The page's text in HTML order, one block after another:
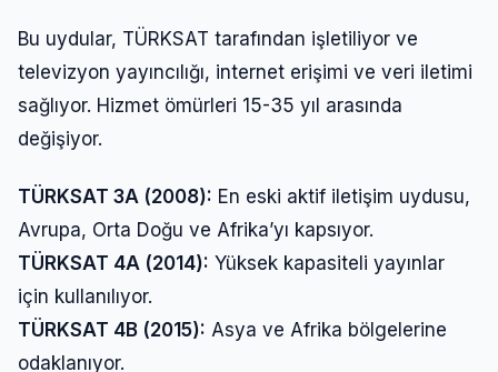
Bu uydular, TÜRKSAT tarafından işletiliyor ve
televizyon yayıncılığı, internet erişimi ve veri iletimi
sağlıyor. Hizmet ömürleri 15-35 yıl arasında
değişiyor.
TÜRKSAT 3A (2008): En eski aktif iletişim uydusu,
Avrupa, Orta Doğu ve Afrika’yı kapsıyor.
TÜRKSAT 4A (2014): Yüksek kapasiteli yayınlar
için kullanılıyor.
TÜRKSAT 4B (2015): Asya ve Afrika bölgelerine
odaklanıyor.
Kullanıcı Adı veya E-posta